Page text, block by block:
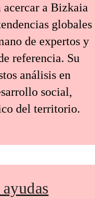
a Bizkaia
globales
de expertos y
referencia. Su
análisis en
social,
del territorio.